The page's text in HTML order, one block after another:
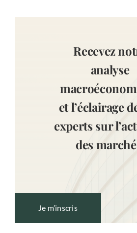
Recevez
analyse
et l’éclairage
experts sur
des
Je m’inscris